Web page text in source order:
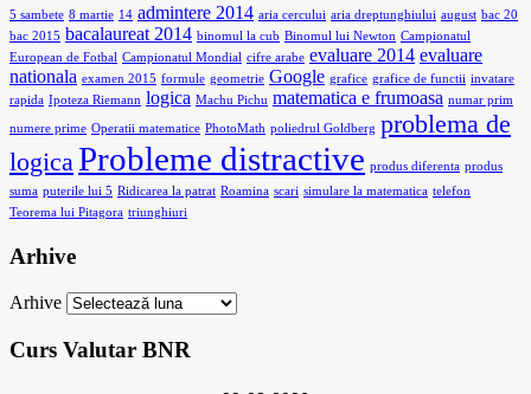
5 sambete 8 martie 14 admintere 2014 aria cercului aria dreptunghiului august bac 20
bac 2015 bacalaureat 2014 binomul la cub Binomul lui Newton Campionatul
European de Fotbal Campionatul Mondial cifre arabe evaluare 2014 evaluare
nationala examen 2015 formule geometrie Google grafice grafice de functii invatare
rapida Ipoteza Riemann logica Machu Pichu matematica e frumoasa numar prim
numere prime Operatii matematice PhotoMath poliedrul Goldberg problema de
logicaProbleme distractive produs diferenta produs
suma puterile lui 5 Ridicarea la patrat Roamina scari simulare la matematica telefon
Teorema lui Pitagora triunghiuri
Arhive
Arhive
Curs Valutar BNR